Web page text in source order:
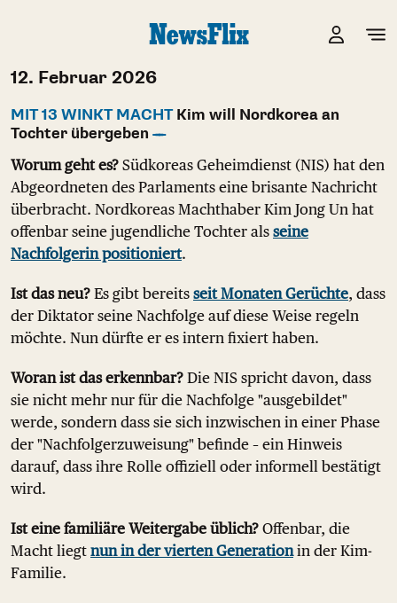
12. Februar 2026
MIT 13 WINKT MACHTKim will Nordkorea an
Tochter übergeben
Worum geht es? Südkoreas Geheimdienst (NIS) hat den
Abgeordneten des Parlaments eine brisante Nachricht
überbracht. Nordkoreas Machthaber Kim Jong Un hat
offenbar seine jugendliche Tochter als seine
Nachfolgerin positioniert.
Ist das neu? Es gibt bereits seit Monaten Gerüchte, dass
der Diktator seine Nachfolge auf diese Weise regeln
möchte. Nun dürfte er es intern fixiert haben.
Woran ist das erkennbar? Die NIS spricht davon, dass
sie nicht mehr nur für die Nachfolge "ausgebildet"
werde, sondern dass sie sich inzwischen in einer Phase
der "Nachfolgerzuweisung" befinde – ein Hinweis
darauf, dass ihre Rolle offiziell oder informell bestätigt
wird.
Ist eine familiäre Weitergabe üblich? Offenbar, die
Macht liegt nun in der vierten Generationin der Kim-
Familie.